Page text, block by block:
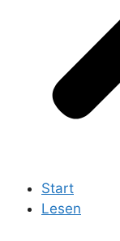
Start
Lesen